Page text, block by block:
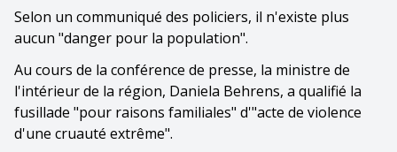
Selon un communiqué des policiers, il n'existe plus
aucun "danger pour la population".
Au cours de la conférence de presse, la ministre de
l'intérieur de la région, Daniela Behrens, a qualifié la
fusillade "pour raisons familiales" d'"acte de violence
d'une cruauté extrême".